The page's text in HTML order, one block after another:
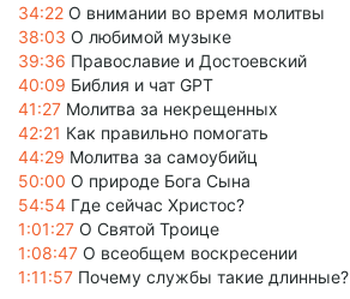
34:22 О внимании во время молитвы
38:03 О любимой музыке
39:36 Православие и Достоевский
40:09 Библия и чат GPT
41:27 Молитва за некрещенных
42:21 Как правильно помогать
44:29 Молитва за самоубийц
50:00 О природе Бога Сына
54:54 Где сейчас Христос?
1:01:27 О Святой Троице
1:08:47 О всеобщем воскресении
1:11:57 Почему службы такие длинные?